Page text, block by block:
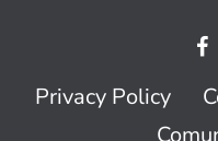
Privacy Policy